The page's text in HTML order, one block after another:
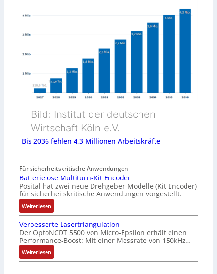
Bild: Institut der deutschen
Wirtschaft Köln e.V.
Bis 2036 fehlen 4,3 Millionen Arbeitskräfte
Für sicherheitskritische Anwendungen
Batterielose Multiturn-Kit Encoder
Posital hat zwei neue Drehgeber-Modelle (Kit Encoder)
für sicherheitskritische Anwendungen vorgestellt.
Weiterlesen:
B
a
t
t
e
r
Verbesserte Lasertriangulation
Der OptoNCDT 5500 von Micro-Epsilon erhält einen
Performance-Boost: Mit einer Messrate von 150kHz…
Weiterlesen:
V